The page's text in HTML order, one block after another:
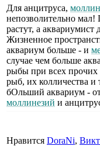
Для анцитруса,
непозволительно
растут, а аквариумист
Жизненное
аквариум больше - и
случае чем больше
рыбы при всех прочих
рыб, их колличества и
бОльший аквариум -
моллинезий и
Нравится DoraNi,